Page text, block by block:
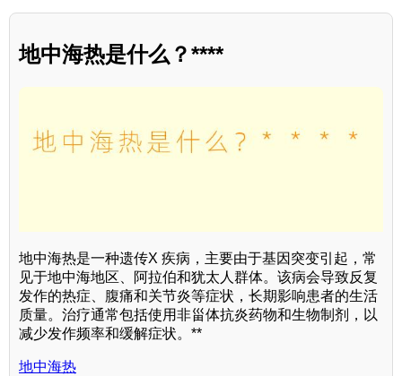
地中海热是什么？****
地中海热是一种遗传X 疾病，主要由于基因突变引起，常
见于地中海地区、阿拉伯和犹太人群体。该病会导致反复
发作的热症、腹痛和关节炎等症状，长期影响患者的生活
质量。治疗通常包括使用非甾体抗炎药物和生物制剂，以
减少发作频率和缓解症状。**
地中海热